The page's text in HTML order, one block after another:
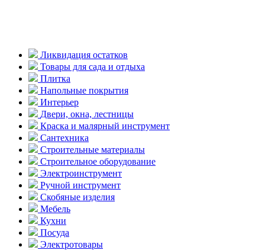
Ликвидация остатков
Товары для сада и отдыха
Плитка
Напольные покрытия
Интерьер
Двери, окна, лестницы
Краска и малярный инструмент
Сантехника
Строительные материалы
Строительное оборудование
Электроинструмент
Ручной инструмент
Скобяные изделия
Мебель
Кухни
Посуда
Электротовары